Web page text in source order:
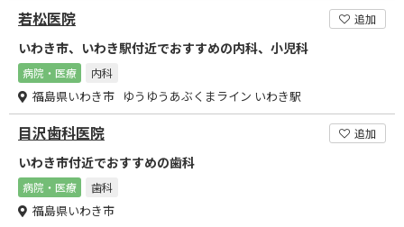
若松医院 追加
いわき市、いわき駅付近でおすすめの内科、小児科
病院・医療 内科
福島県いわき市 ゆうゆうあぶくまライン いわき駅
目沢歯科医院 追加
いわき市付近でおすすめの歯科
病院・医療 歯科
福島県いわき市